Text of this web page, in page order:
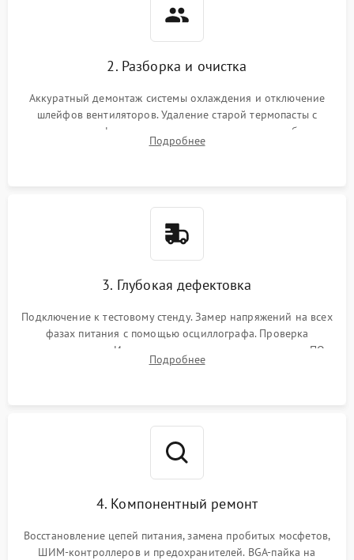
2. Разборка и очистка
Аккуратный демонтаж системы охлаждения и отключение
шлейфов вентиляторов. Удаление старой термопасты с
кристалла графического чипа и термопрокладок с банок
памяти и зоны VRM. Очистка платы от пыли и окислов.
Подробнее
3. Глубокая дефектовка
Подключение к тестовому стенду. Замер напряжений на всех
фазах питания с помощью осциллографа. Проверка
инициализации. Использование специализированного ПО
MATS
Подробнее
4. Компонентный ремонт
Восстановление цепей питания, замена пробитых мосфетов,
ШИМ-контроллеров и предохранителей. BGA-пайка на